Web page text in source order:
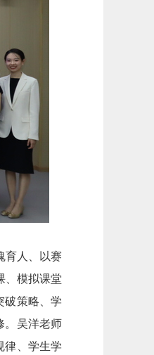
育人、以赛
、模拟课堂
破策略、学
。吴洋老师
律、学生学